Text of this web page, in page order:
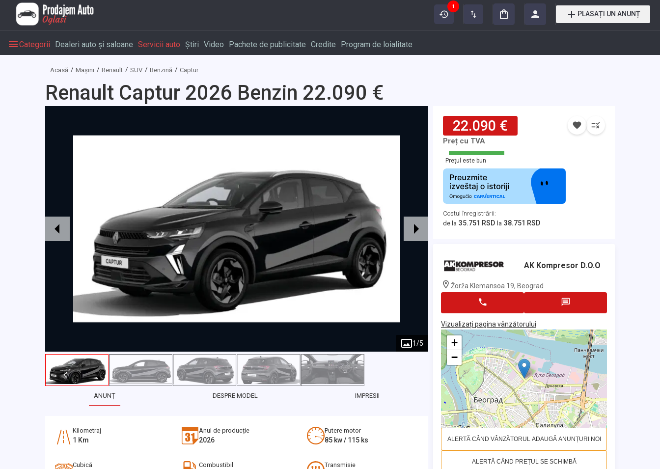
1
PLASAȚI UN ANUNȚ
Categorii Dealeri auto și saloane Servicii auto Știri Video Pachete de publicitate Credite Program de loialitate
Acasă Mașini Renault SUV Benzină Captur
Renault Captur 2026 Benzin 22.090 €
1/5
ANUNȚ DESPRE MODEL IMPRESII
Kilometraj
1 Km
Anul de producție
2026
Putere motor
85 kw / 115 ks
Cubică Combustibil Transmisie
22.090 €
Preț cu TVA
Prețul este bun
Costul înregistrării:
de la 35.751 RSD la 38.751 RSD
AK Kompresor D.o.o
Žorža Klemansoa 19, Beograd
Vizualizați pagina vânzătorului
+
−
ALERTĂ CÂND VÂNZĂTORUL ADAUGĂ ANUNȚURI NOI
ALERTĂ CÂND PREȚUL SE SCHIMBĂ